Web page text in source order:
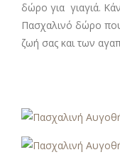
δώρο για γιαγιά.
Πασχαλινό δώρο που
ζωή σας και των